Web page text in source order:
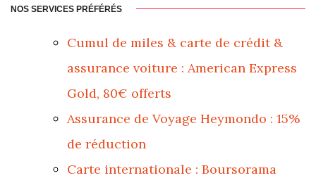
NOS SERVICES PRÉFÉRÉS
Cumul de miles & carte de crédit &
assurance voiture : American Express
Gold, 80€ offerts
Assurance de Voyage Heymondo : 15%
de réduction
Carte internationale : Boursorama